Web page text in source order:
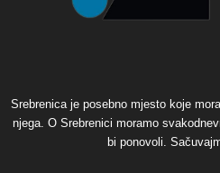
Srebrenica je posebno mjesto koje
njega. O Srebrenici moramo
bi ponovoli.